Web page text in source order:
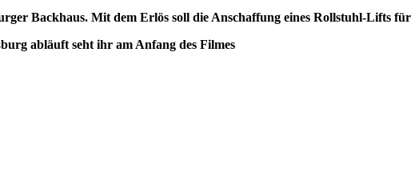
Backhaus. Mit dem Erlös soll die Anschaffung eines Rollstuhl-Lifts
abläuft seht ihr am Anfang des Filmes